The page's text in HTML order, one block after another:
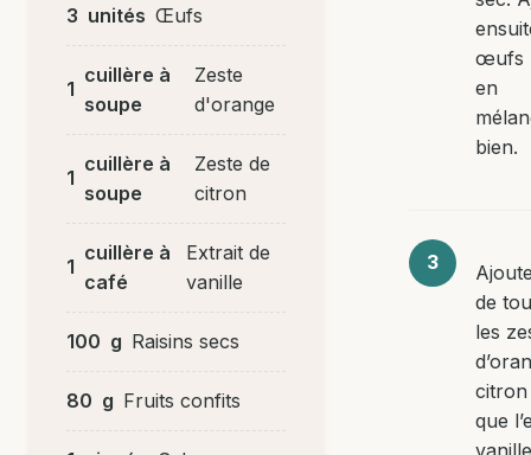
3 unités Œufs
1
cuillère à
soupe
Zeste
d'orange
1
cuillère à
soupe
Zeste de
citron
1
cuillère à
café
Extrait de
vanille
100 g Raisins secs
80 g Fruits confits
œufs
en
bien.
de
les
citron
que